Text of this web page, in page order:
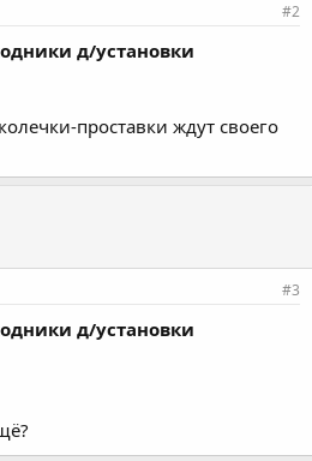
#2
д/установки
проставки ждут своего
#3
д/установки